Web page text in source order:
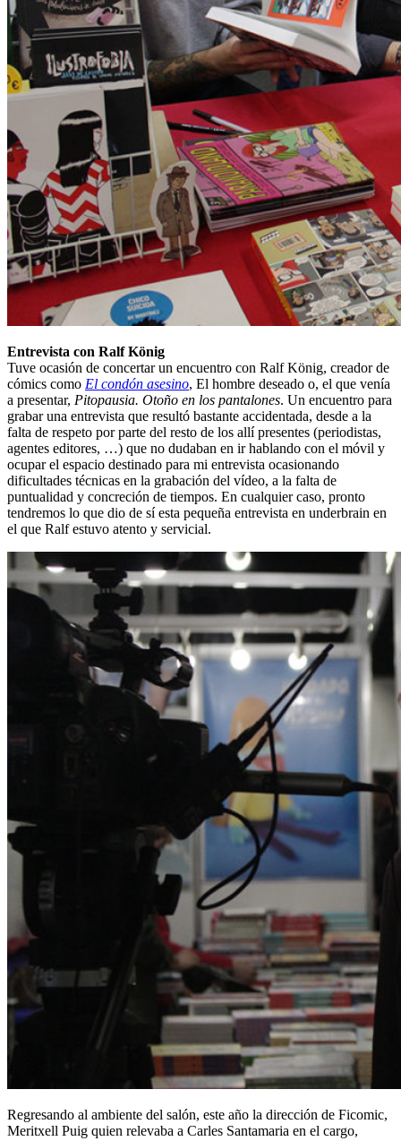
Entrevista con Ralf König
Tuve ocasión de concertar un encuentro con Ralf König, creador de
cómics como El condón asesino, El hombre deseado o, el que venía
a presentar, Pitopausia. Otoño en los pantalones. Un encuentro para
grabar una entrevista que resultó bastante accidentada, desde a la
falta de respeto por parte del resto de los allí presentes (periodistas,
agentes editores, …) que no dudaban en ir hablando con el móvil y
ocupar el espacio destinado para mi entrevista ocasionando
dificultades técnicas en la grabación del vídeo, a la falta de
puntualidad y concreción de tiempos. En cualquier caso, pronto
tendremos lo que dio de sí esta pequeña entrevista en underbrain en
el que Ralf estuvo atento y servicial.
Regresando al ambiente del salón, este año la dirección de Ficomic,
Meritxell Puig quien relevaba a Carles Santamaria en el cargo,